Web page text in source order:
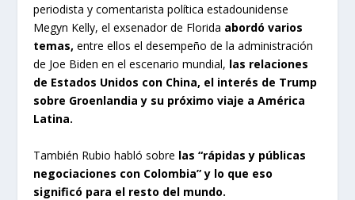
periodista y comentarista política estadounidense
Megyn Kelly, el exsenador de Florida abordó varios
temas, entre ellos el desempeño de la administración
de Joe Biden en el escenario mundial, las relaciones
de Estados Unidos con China, el interés de Trump
sobre Groenlandia y su próximo viaje a América
Latina.
También Rubio habló sobre las “rápidas y públicas
negociaciones con Colombia” y lo que eso
significó para el resto del mundo.